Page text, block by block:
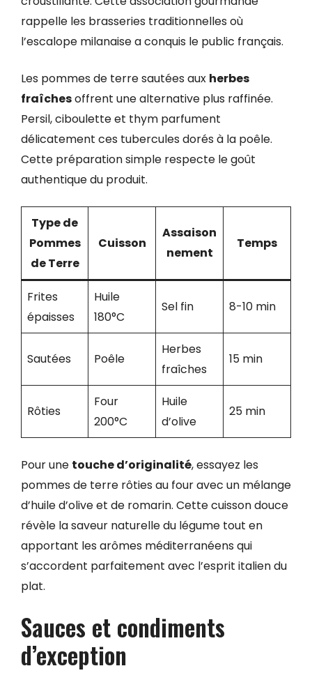
rappelle les brasseries traditionnelles où
l’escalope milanaise a conquis le public français.
Les pommes de terre sautées aux herbes
fraîchesoffrent une alternative plus raffinée.
Persil, ciboulette et thym parfument
délicatement ces tubercules dorés à la poêle.
Cette préparation simple respecte le goût
authentique du produit.
Type de
Pommes
de Terre
Cuisson
Assaison
nement
Temps
Frites
épaisses
Huile
180°C
Sel fin 8-10 min
Sautées Poêle
Herbes
fraîches
15 min
Rôties
Four
200°C
Huile
d’olive
25 min
Pour une touche d’originalité, essayez les
pommes de terre rôties au four avec un mélange
d’huile d’olive et de romarin. Cette cuisson douce
révèle la saveur naturelle du légume tout en
apportant les arômes méditerranéens qui
s’accordent parfaitement avec l’esprit italien du
plat.
Sauces et condiments
d’exception